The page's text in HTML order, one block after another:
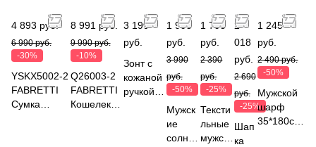
4 893 руб.
6 990 руб.
-30%
YSKX5002-2
FABRETTI
Сумка
8 991 руб.
9 990 руб.
-10%
Q26003-2
FABRETTI
Кошелек
3 190
руб.
Зонт с
кожаной
ручкой,
1 995
руб.
3 990
руб.
-50%
Мужск
ие
солнце
1 793
руб.
2 390
руб.
-25%
Тексти
льные
мужски
2
018
руб.
2 690
руб.
-25%
Шап
ка
1 245
руб.
2 490 руб.
-50%
Мужской
шарф
35*180см,